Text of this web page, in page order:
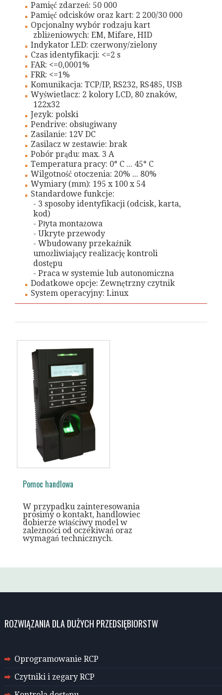
Pamięć zdarzeń: 50 000
Pamięć odcisków oraz kart: 2 200/30 000
Opcjonalny wybór rodzaju kart
zbliżeniowych: EM, Mifare, HID
Indykator LED: czerwony/zielony
Czas identyfikacji: <=2 s
FAR: <=0,0001%
FRR: <=1%
Komunikacja: TCP/IP, RS232, RS485, USB
Wyświetlacz: 2 kolory LCD, 80 znaków,
122x32
Jezyk: polski
Pendrive: obsługiwany
Zasilanie: 12V DC
Zasilacz w zestawie: brak
Pobór prądu: max. 3 A
Temperatura pracy: 0° C ... 45° C
Wilgotność otoczenia: 20% ... 80%
Wymiary (mm): 195 x 100 x 54
Standardowe funkcje:
- 3 sposoby identyfikacji (odcisk, karta,
kod)
- Płyta montażowa
- Ukryte przewody
- Wbudowany przekaźnik
umożliwiający realizację kontroli
dostępu
- Praca w systemie lub autonomiczna
Dodatkowe opcje: Zewnętrzny czytnik
System operacyjny: Linux
Pomoc handlowa
W przypadku zainteresowania
prosimy o kontakt, handlowiec
dobierze właściwy model w
zależności od oczekiwań oraz
wymagań technicznych.
ROZWIĄZANIA DLA DUŻYCH PRZEDSIĘBIORSTW
Oprogramowanie RCP
Czytniki i zegary RCP